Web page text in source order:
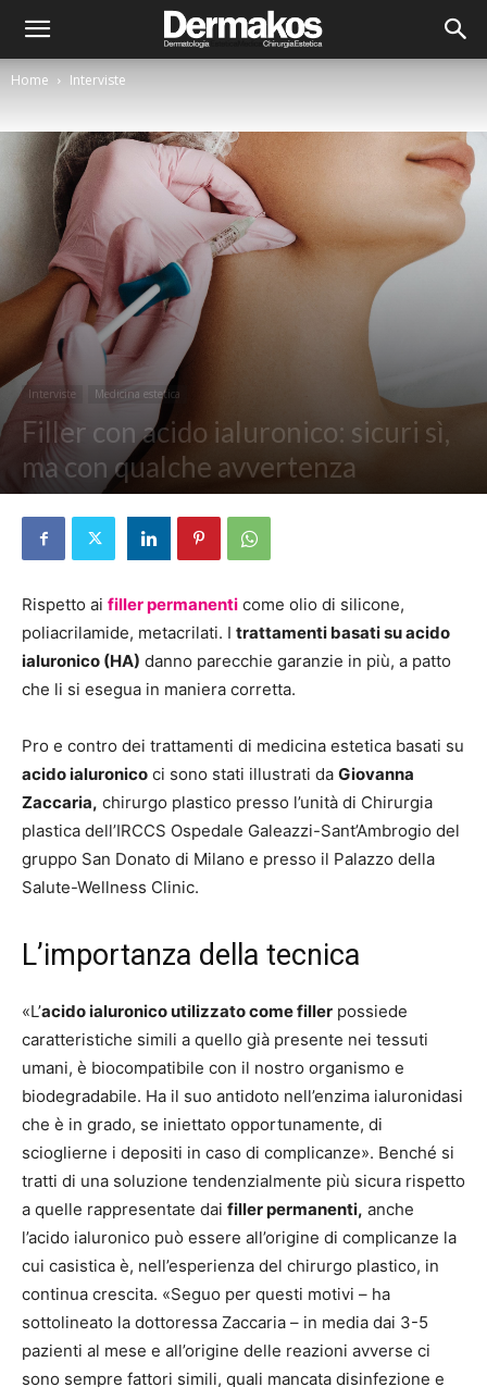
Home Interviste
Interviste Medicina estetica
Filler con acido ialuronico: sicuri sì,
ma con qualche avvertenza
Rispetto ai filler permanenti come olio di silicone,
poliacrilamide, metacrilati. I trattamenti basati su acido
ialuronico (HA) danno parecchie garanzie in più, a patto
che li si esegua in maniera corretta.
Pro e contro dei trattamenti di medicina estetica basati su
acido ialuronico ci sono stati illustrati da Giovanna
Zaccaria, chirurgo plastico presso l’unità di Chirurgia
plastica dell’IRCCS Ospedale Galeazzi-Sant’Ambrogio del
gruppo San Donato di Milano e presso il Palazzo della
Salute-Wellness Clinic.
L’importanza della tecnica
«L’acido ialuronico utilizzato come filler possiede
caratteristiche simili a quello già presente nei tessuti
umani, è biocompatibile con il nostro organismo e
biodegradabile. Ha il suo antidoto nell’enzima ialuronidasi
che è in grado, se iniettato opportunamente, di
scioglierne i depositi in caso di complicanze». Benché si
tratti di una soluzione tendenzialmente più sicura rispetto
a quelle rappresentate dai filler permanenti, anche
l’acido ialuronico può essere all’origine di complicanze la
cui casistica è, nell’esperienza del chirurgo plastico, in
continua crescita. «Seguo per questi motivi – ha
sottolineato la dottoressa Zaccaria – in media dai 3-5
pazienti al mese e all’origine delle reazioni avverse ci
sono sempre fattori simili, quali mancata disinfezione e